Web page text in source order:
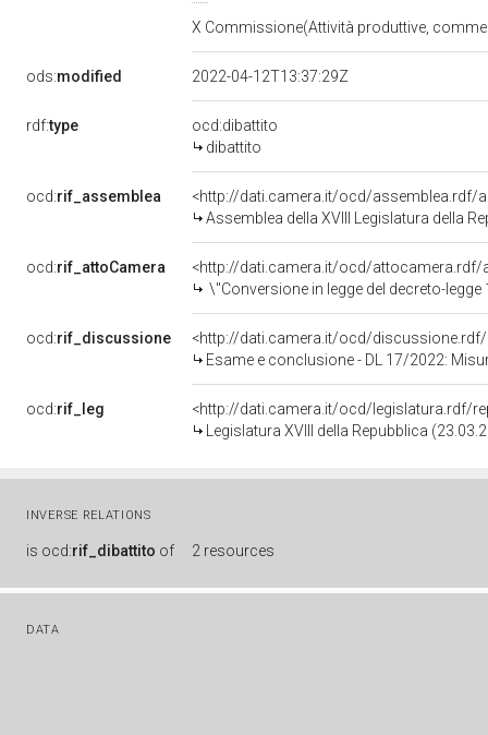
X Commissione(Attività produttive,
ods:modified 2022-04-12T13:37:29Z
rdf:type
ocd:dibattito
dibattito
ocd:rif_assemblea
<http://dati.camera.it/ocd/assemblea.rdf/
Assemblea della XVIII Legislatura della
ocd:rif_attoCamera
<http://dati.camera.it/ocd/attocamera.rdf/
\"Conversione in legge del decreto-legge 1&deg; marzo 2022, n. 17, recante misure urgenti per il
ocd:rif_discussione
<http://dati.camera.it/ocd/discussione.rdf/
Esame e conclusione - DL 17/2022: Misure urgenti per il contenimento
ocd:rif_leg
<http://dati.camera.it/ocd/legislatura.rdf/
Legislatura XVIII della Repubblica
INVERSE RELATIONS
is ocd:rif_dibattito of 2 resources
DATA